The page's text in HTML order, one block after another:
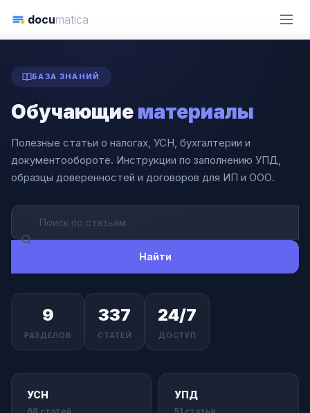
documatica
ГЛАВНАЯ СТАТЬИ
БАЗА ЗНАНИЙ
Обучающие материалы
Полезные статьи о налогах, УСН, бухгалтерии и
документообороте. Инструкции по заполнению УПД,
образцы доверенностей и договоров для ИП и ООО.
Найти
9
РАЗДЕЛОВ
337
СТАТЕЙ
24/7
ДОСТУП
УСН УПД